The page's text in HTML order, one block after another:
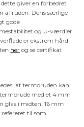
giver en forbedret
af ruden. Dens særlige
gode
og U-værdier
er ekstrem hård
her og se certifikat
at termoruden kan
med et 4 mm
glas i midten, 16 mm
til som